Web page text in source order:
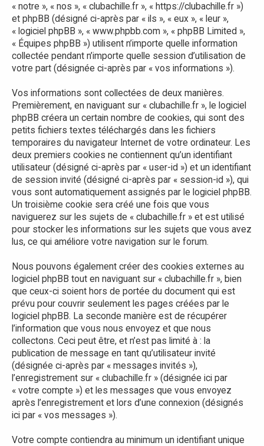
« notre », « nos », « clubachille.fr », « https://clubachille.fr »)
et phpBB (désigné ci-après par « ils », « eux », « leur »,
« logiciel phpBB », « www.phpbb.com », « phpBB Limited »,
« Équipes phpBB ») utilisent n’importe quelle information
collectée pendant n’importe quelle session d’utilisation de
votre part (désignée ci-après par « vos informations »).
Vos informations sont collectées de deux manières.
Premièrement, en naviguant sur « clubachille.fr », le logiciel
phpBB créera un certain nombre de cookies, qui sont des
petits fichiers textes téléchargés dans les fichiers
temporaires du navigateur Internet de votre ordinateur. Les
deux premiers cookies ne contiennent qu’un identifiant
utilisateur (désigné ci-après par « user-id ») et un identifiant
de session invité (désigné ci-après par « session-id »), qui
vous sont automatiquement assignés par le logiciel phpBB.
Un troisième cookie sera créé une fois que vous
naviguerez sur les sujets de « clubachille.fr » et est utilisé
pour stocker les informations sur les sujets que vous avez
lus, ce qui améliore votre navigation sur le forum.
Nous pouvons également créer des cookies externes au
logiciel phpBB tout en naviguant sur « clubachille.fr », bien
que ceux-ci soient hors de portée du document qui est
prévu pour couvrir seulement les pages créées par le
logiciel phpBB. La seconde manière est de récupérer
l’information que vous nous envoyez et que nous
collectons. Ceci peut être, et n’est pas limité à : la
publication de message en tant qu’utilisateur invité
(désignée ci-après par « messages invités »),
l’enregistrement sur « clubachille.fr » (désignée ici par
« votre compte ») et les messages que vous envoyez
après l’enregistrement et lors d’une connexion (désignés
ici par « vos messages »).
Votre compte contiendra au minimum un identifiant unique